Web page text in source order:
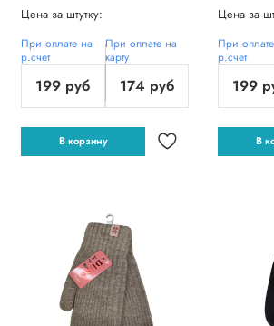
Цена за штутку:
При оплате на
р.счет
199 руб
При оплате на
карту
174 руб
В корзину
Цена за
При
р.счет
199
В